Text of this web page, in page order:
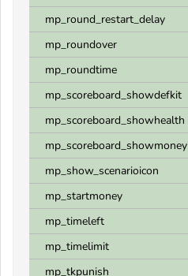
mp_round_restart_delay
mp_roundover
mp_roundtime
mp_scoreboard_showdefkit
mp_scoreboard_showhealth
mp_scoreboard_showmoney
mp_show_scenarioicon
mp_startmoney
mp_timeleft
mp_timelimit
mp_tkpunish